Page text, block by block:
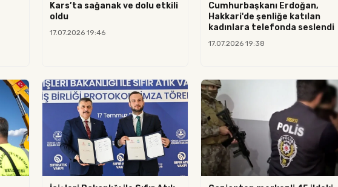
Kars’ta sağanak ve dolu etkili
oldu
17.07.2026 19:46
Cumhurbaşkanı Erdoğan,
Hakkari'de şenliğe katılan
kadınlara telefonda seslendi
17.07.2026 19:38